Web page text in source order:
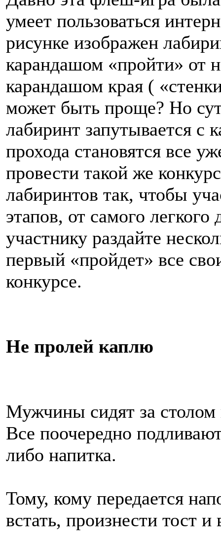
умеет пользоваться
рисунке изображен
карандашом «пройти» от
карандашом края (
может быть проще? Но
лабиринт запутывается
прохода становятся все
провести такой же
лабиринтов так, чтобы
этапов, от самого
участнику раздайте
первый «пройдет» все
конкурсе.
Не пролей каплю
Мужчины сидят за столом
Все поочередно
либо напитка.
Тому, кому передается
встать, произнести тост